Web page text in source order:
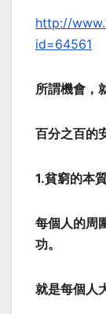
http://
id=64561
所謂機會，
百分之百的
1.貧窮的本
每個人的周
功。
就是每個人